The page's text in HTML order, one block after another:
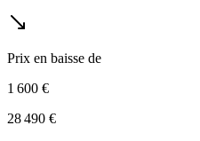
Prix en baisse de
1 600 €
28 490 €